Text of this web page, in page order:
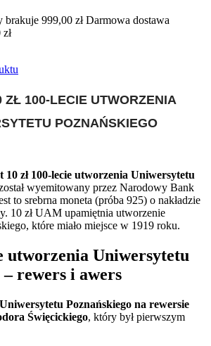
brakuje 999,00 złDarmowa dostawa
ZŁ 100-LECIE UTWORZENIA
POZNAŃSKIEGO
zł 100-lecie utworzenia Uniwersytetu
wyemitowany przez Narodowy Bank
to srebrna moneta (próba 925) o nakładzie
10 zł UAM upamiętnia utworzenie
które miało miejsce w 1919 roku.
utworzenia Uniwersytetu
– rewers i awers
Poznańskiego na rewersie
Święcickiego, który był pierwszym